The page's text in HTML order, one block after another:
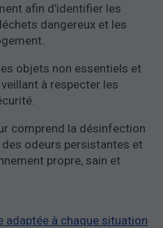
afin d'identifier les
dangereux et les
objets non essentiels et
à respecter les
comprend la désinfection
odeurs persistantes et
propre, sain et
adaptée à chaque situation